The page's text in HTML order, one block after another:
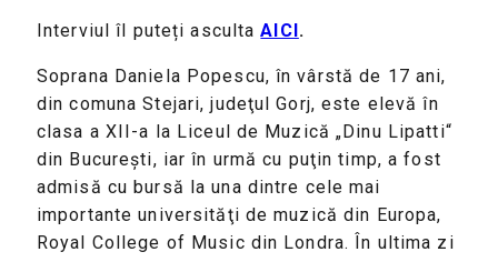
Interviul îl puteți ascultaAICI.
Soprana Daniela Popescu, în vârstă de 17 ani,
din comuna Stejari, judeţul Gorj, este elevă în
clasa a XII-a la Liceul de Muzică „Dinu Lipatti“
din Bucureşti, iar în urmă cu puţin timp, a fost
admisă cu bursă la una dintre cele mai
importante universităţi de muzică din Europa,
Royal College of Music din Londra. În ultima zi